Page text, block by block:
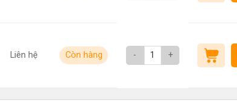
Liên hệ Còn hàng - +